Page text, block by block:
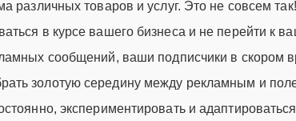
различных товаров и услуг. Это не совсем
в курсе вашего бизнеса и не перейти к
сообщений, ваши подписчики в скором
золотую середину между рекламным и
экспериментировать и